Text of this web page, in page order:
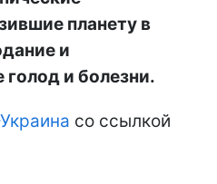
планету в
и
и болезни.
со ссылкой